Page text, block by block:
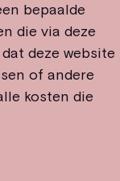
bepaalde
die via deze
deze website
of andere
kosten die